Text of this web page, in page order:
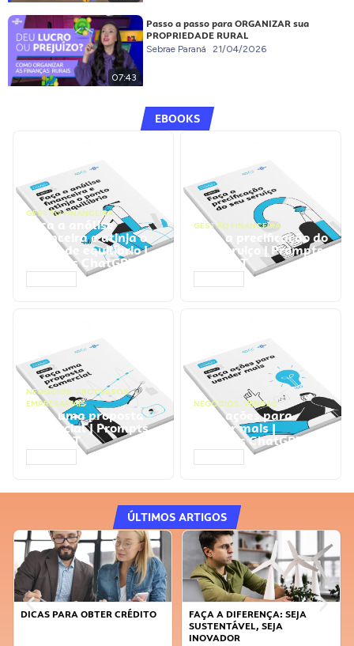
07:43
Passo a passo para ORGANIZAR sua
PROPRIEDADE RURAL
Sebrae Paraná 21/04/2026
EBOOKS
GESTÃO FINANCEIRA
Faça a análise
financeira e atinja o
ponto de equilíbrio |
Prompts ChatGPT
GESTÃO FINANCEIRA
Faça a precificação do
seu serviço | Prompts
ChatGPT
NEGÓCIOS, PROCESSOS
EMPRESARIAIS
Faça uma proposta
comercial | Prompts
ChatGPT
NEGÓCIOS, VENDAS
Faça ações para
vender mais |
Prompts ChatGPT
ÚLTIMOS ARTIGOS
DICAS PARA OBTER CRÉDITO
FAÇA A DIFERENÇA: SEJA
SUSTENTÁVEL, SEJA
INOVADOR